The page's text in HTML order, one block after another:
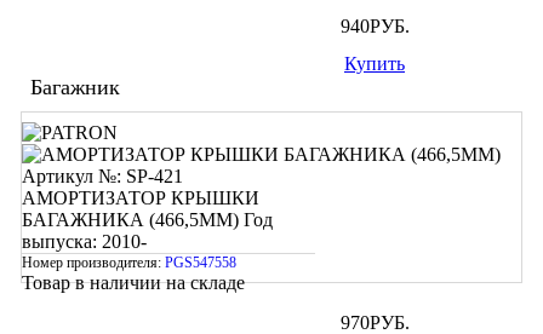
940РУБ.
Купить
Багажник
Артикул №: SP-421
АМОРТИЗАТОР КРЫШКИ
БАГАЖНИКА (466,5ММ) Год
выпуска: 2010-
Номер производителя: PGS547558
Товар в наличии на складе
970РУБ.